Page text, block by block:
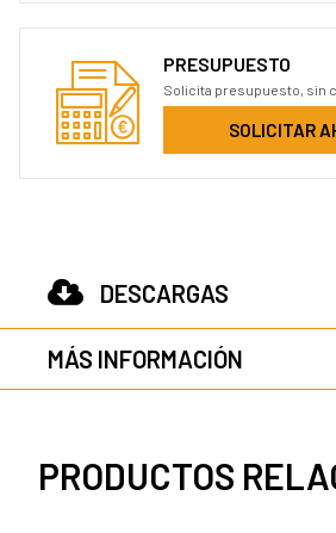
PRESUPUESTO
Solicita presupuesto, sin
SOLICITAR
DESCARGAS
MÁS INFORMACIÓN
PRODUCTOS